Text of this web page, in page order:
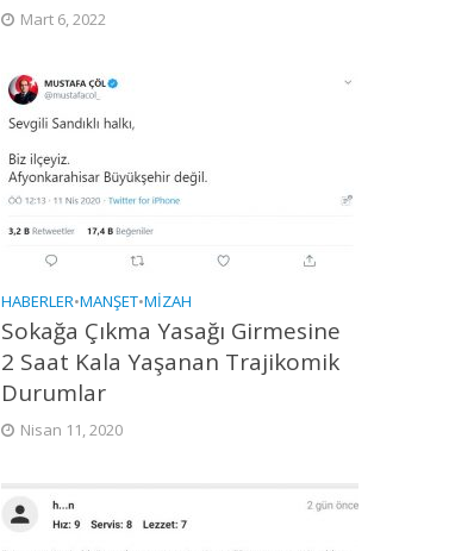
Mart 6, 2022
HABERLER•MANŞET•MIZAH
Sokağa Çıkma Yasağı Girmesine
2 Saat Kala Yaşanan Trajikomik
Durumlar
Nisan 11, 2020